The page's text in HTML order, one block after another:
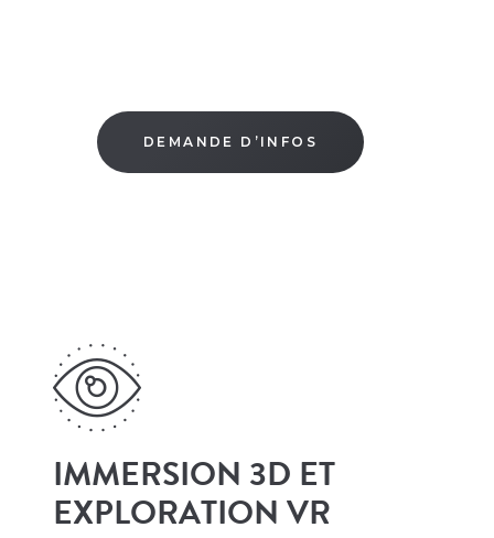
IMMERSION 3D ET
EXPLORATION VR
DEMANDE D’INFOS